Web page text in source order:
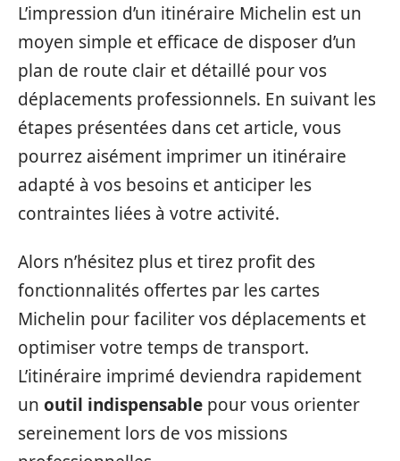
L’impression d’un itinéraire Michelin est un
moyen simple et efficace de disposer d’un
plan de route clair et détaillé pour vos
déplacements professionnels. En suivant les
étapes présentées dans cet article, vous
pourrez aisément imprimer un itinéraire
adapté à vos besoins et anticiper les
contraintes liées à votre activité.
Alors n’hésitez plus et tirez profit des
fonctionnalités offertes par les cartes
Michelin pour faciliter vos déplacements et
optimiser votre temps de transport.
L’itinéraire imprimé deviendra rapidement
un outil indispensable pour vous orienter
sereinement lors de vos missions